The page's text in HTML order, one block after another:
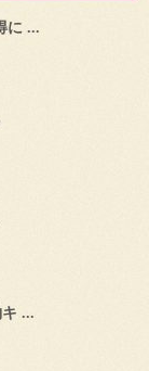
に ...
...